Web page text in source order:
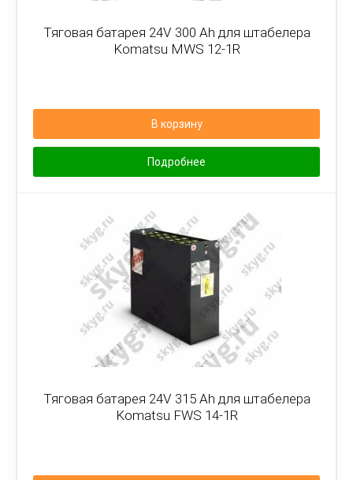
Тяговая батарея 24V 300 Ah для штабелера
Komatsu MWS 12-1R
В корзину
Подробнее
Тяговая батарея 24V 315 Ah для штабелера
Komatsu FWS 14-1R